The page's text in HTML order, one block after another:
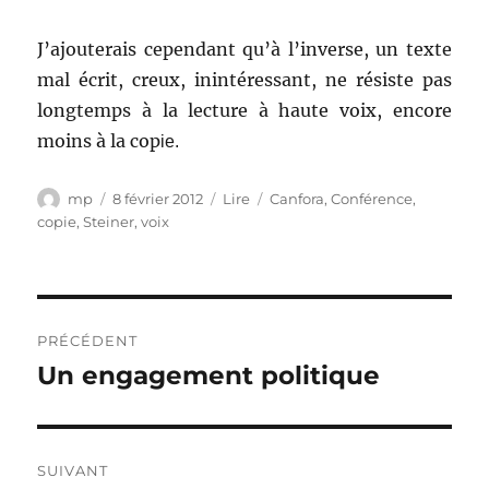
J’ajouterais cependant qu’à l’inverse, un texte
mal écrit, creux, inintéressant, ne résiste pas
longtemps à la lecture à haute voix, encore
moins à la copie.
Auteur
mp
Publié
le
8 février 2012 Catégories
Lire Étiquettes
Canfora,Conférence,
copie,Steiner,voix
de
PRÉCÉDENT
Publication
Un engagement politique
SUIVANT